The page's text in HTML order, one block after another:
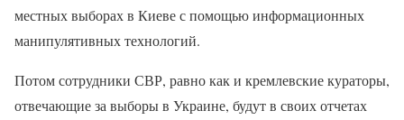
местных выборах в Киеве с помощью информационных
манипулятивных технологий.
Потом сотрудники СВР, равно как и кремлевские кураторы,
отвечающие за выборы в Украине, будут в своих отчетах